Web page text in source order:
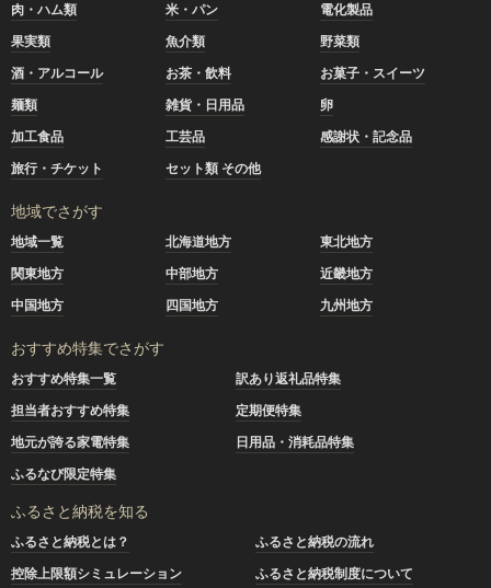
肉・ハム類 米・パン
電化製品
果実類
魚介類
野菜類
酒・アルコール
お茶・飲料
お菓子・スイーツ
麺類
雑貨・日用品
卵
加工食品
工芸品
感謝状・記念品
旅行・チケット
セット類 その他
地域でさがす
地域一覧 北海道地方
東北地方
関東地方
中部地方
近畿地方
中国地方
四国地方 九州地方
おすすめ特集でさがす
おすすめ特集一覧
訳あり返礼品特集
担当者おすすめ特集
定期便特集
地元が誇る家電特集
日用品・消耗品特集
ふるなび限定特集
ふるさと納税を知る
ふるさと納税とは？
ふるさと納税の流れ
控除上限額シミュレーション
ふるさと納税制度について